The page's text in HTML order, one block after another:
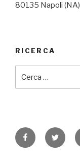
80135 Napoli (NA)
RICERCA
FacebookTwitter